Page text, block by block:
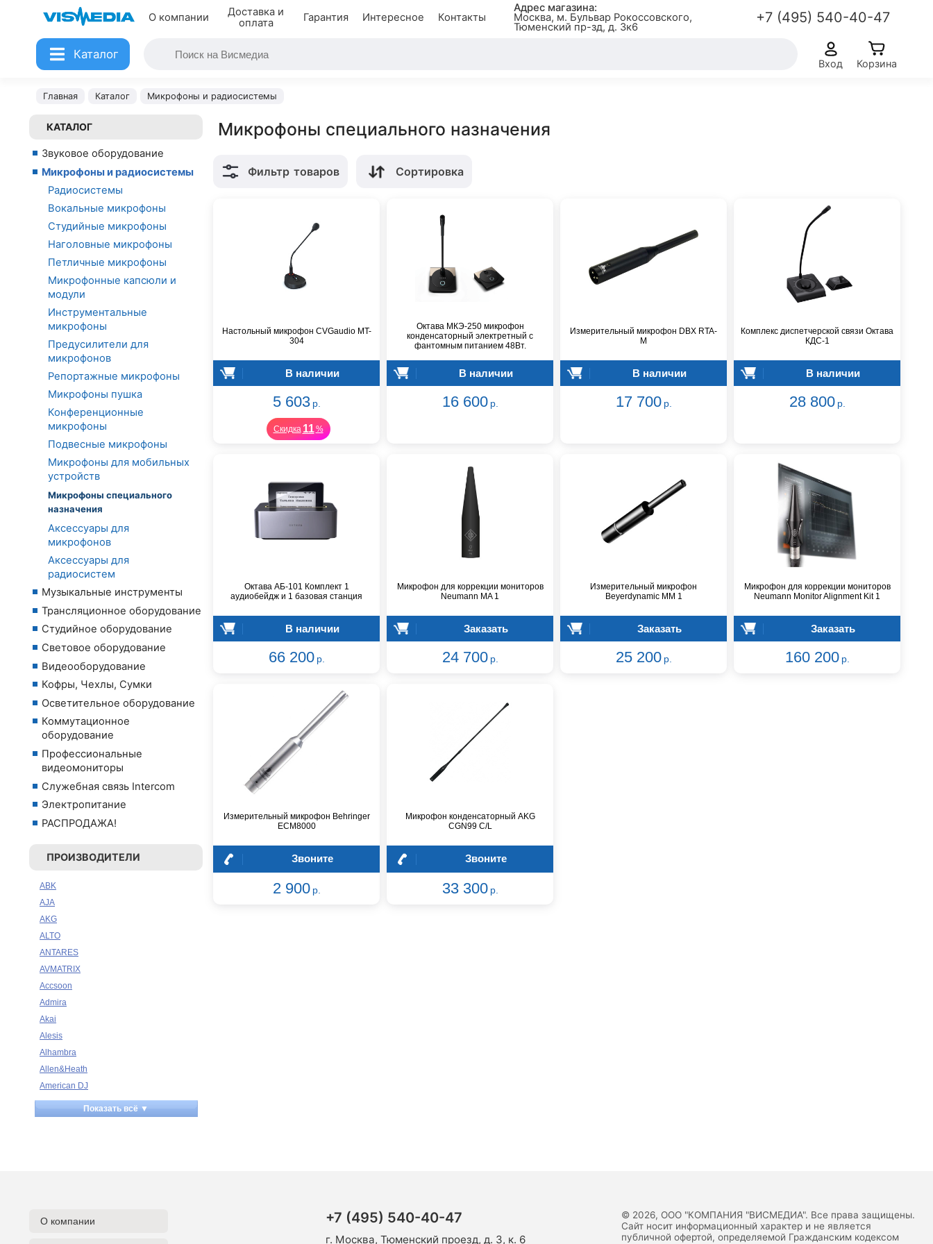
О компании
Доставка и
оплата
Гарантия Интересное Контакты
Адрес магазина:
Москва, м. Бульвар Рокоссовского,
Тюменский пр-зд, д. 3к6
+7 (495) 540-40-47
Каталог
Вход Корзина
Главная Каталог Микрофоны и радиосистемы
КАТАЛОГ
Звуковое оборудование
Микрофоны и радиосистемы
Радиосистемы
Вокальные микрофоны
Студийные микрофоны
Наголовные микрофоны
Петличные микрофоны
Микрофонные капсюли и
модули
Инструментальные
микрофоны
Предусилители для
микрофонов
Репортажные микрофоны
Микрофоны пушка
Конференционные
микрофоны
Подвесные микрофоны
Микрофоны для мобильных
устройств
Микрофоны специального
назначения
Аксессуары для
микрофонов
Аксессуары для
радиосистем
Музыкальные инструменты
Трансляционное оборудование
Студийное оборудование
Световое оборудование
Видеооборудование
Кофры, Чехлы, Сумки
Осветительное оборудование
Коммутационное
оборудование
Профессиональные
видеомониторы
Служебная связь Intercom
Электропитание
РАСПРОДАЖА!
ПРОИЗВОДИТЕЛИ
ABK
AJA
AKG
ALTO
ANTARES
AVMATRIX
Accsoon
Admira
Akai
Alesis
Alhambra
Allen&Heath
American DJ
Ampeg
Apart
Audac
Показать всё ▼
Микрофоны специального назначения
Фильтр товаров Сортировка
Настольный микрофон CVGaudio MT-
304
В наличии
5 603 р.
Скидка 11%
Октава МКЭ-250 микрофон
конденсаторный электретный с
фантомным питанием 48Вт.
В наличии
16 600 р.
Измерительный микрофон DBX RTA-
M
В наличии
17 700 р.
Комплекс диспетчерской связи Октава
КДС-1
В наличии
28 800 р.
Октава АБ-101 Комплект 1
аудиобейдж и 1 базовая станция
В наличии
66 200 р.
Микрофон для коррекции мониторов
Neumann MA 1
Заказать
24 700 р.
Измерительный микрофон
Beyerdynamic MM 1
Заказать
25 200 р.
Микрофон для коррекции мониторов
Neumann Monitor Alignment Kit 1
Заказать
160 200 р.
Измерительный микрофон Behringer
ECM8000
Звоните
2 900 р.
Микрофон конденсаторный AKG
CGN99 C/L
Звоните
33 300 р.
О компании +7 (495) 540-40-47
г. Москва, Тюменский проезд, д. 3, к. 6
© 2026, ООО "КОМПАНИЯ "ВИСМЕДИА". Все права защищены.
Сайт носит информационный характер и не является
публичной офертой, определяемой Гражданским кодексом